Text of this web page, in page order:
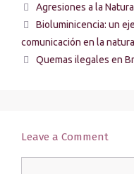
Agresiones a la
Bioluminicencia: un
comunicación en la
Quemas ilegales en
Leave a Comment